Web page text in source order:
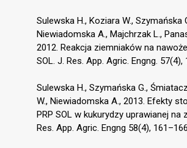
Sulewska H., Koziara W., Szymańska
Niewiadomska A., Majchrzak L.,
2012. Reakcja ziemniaków na
SOL. J. Res. App. Agric. Engng. 57(4),
Sulewska H., Szymańska G.,
W., Niewiadomska A., 2013. Efekty
PRP SOL w kukurydzy uprawianej na
Res. App. Agric. Engng 58(4),